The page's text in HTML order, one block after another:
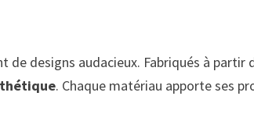
de designs audacieux. Fabriqués à
. Chaque matériau apporte ses